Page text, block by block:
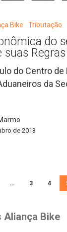
Bike Tributação
do
suas
do Centro de
da
de 2013
… 3 4
Aliança Bike